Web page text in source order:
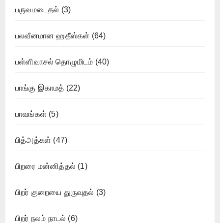
பருவமடைதல் (3)
பலவீனமான ஹதீஸ்கள் (64)
பள்ளிவாசல் தொழுமிடம் (40)
பாங்கு இகாமத் (22)
பாவங்கள் (5)
பித்அத்கள் (47)
பிறரை மன்னித்தல் (1)
பிறர் குறையை துருவுதல் (3)
பிறர் நலம் நாடல் (6)